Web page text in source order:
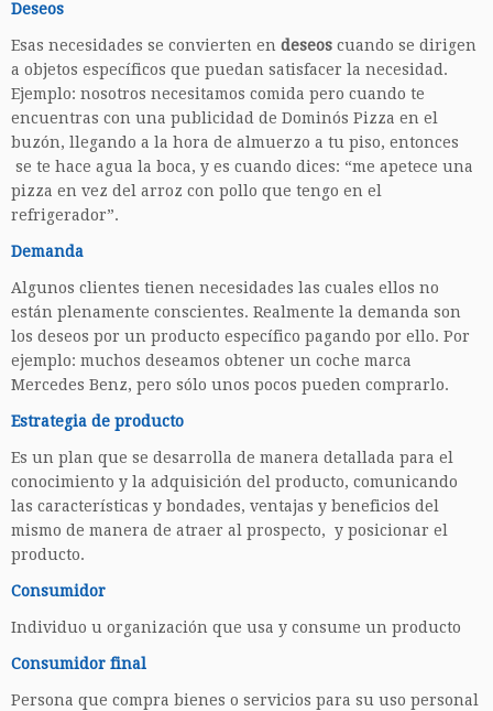
Deseos
Esas necesidades se convierten en deseos cuando se dirigen
a objetos específicos que puedan satisfacer la necesidad.
Ejemplo: nosotros necesitamos comida pero cuando te
encuentras con una publicidad de Dominós Pizza en el
buzón, llegando a la hora de almuerzo a tu piso, entonces
se te hace agua la boca, y es cuando dices: “me apetece una
pizza en vez del arroz con pollo que tengo en el
refrigerador”.
Demanda
Algunos clientes tienen necesidades las cuales ellos no
están plenamente conscientes. Realmente la demanda son
los deseos por un producto específico pagando por ello. Por
ejemplo: muchos deseamos obtener un coche marca
Mercedes Benz, pero sólo unos pocos pueden comprarlo.
Estrategia de producto
Es un plan que se desarrolla de manera detallada para el
conocimiento y la adquisición del producto, comunicando
las características y bondades, ventajas y beneficios del
mismo de manera de atraer al prospecto, y posicionar el
producto.
Consumidor
Individuo u organización que usa y consume un producto
Consumidor final
Persona que compra bienes o servicios para su uso personal